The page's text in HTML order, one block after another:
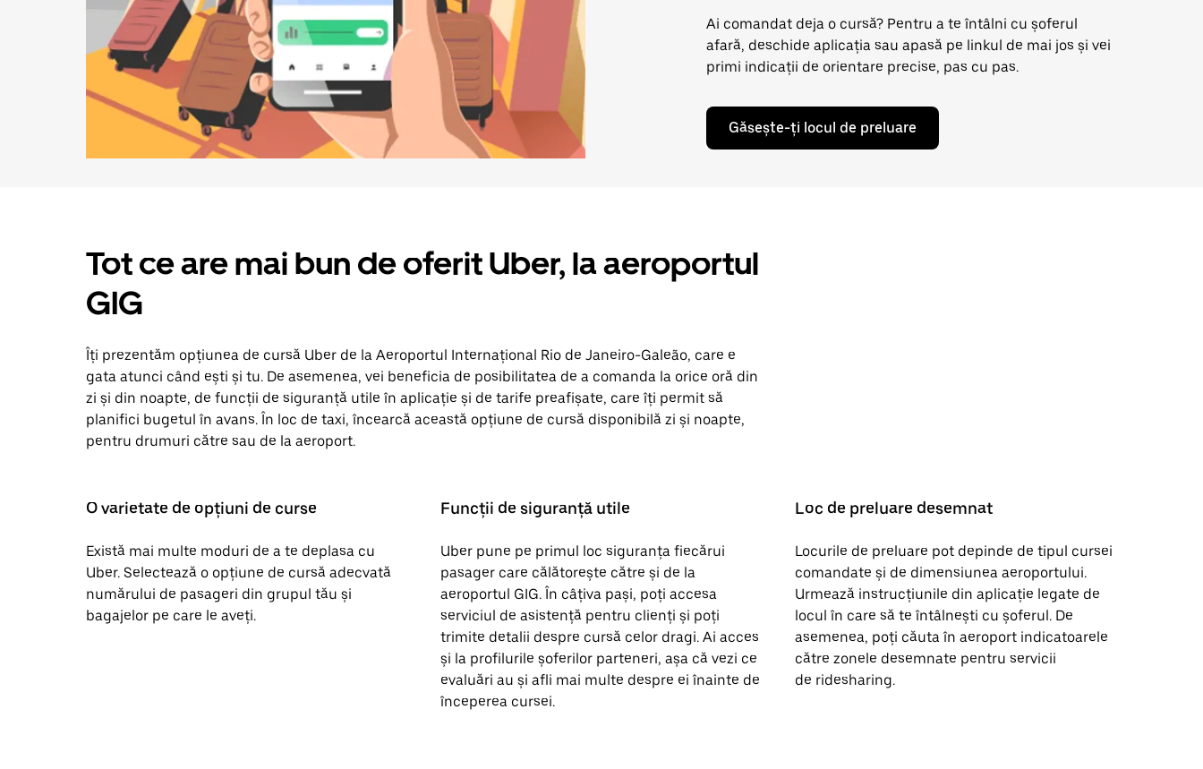
Ai comandat deja o cursă? Pentru a te întâlni cu șoferul
afară, deschide aplicația sau apasă pe linkul de mai jos și vei
primi indicații de orientare precise, pas cu pas.
Găsește-ți locul de preluare
Tot ce are mai bun de oferit Uber, la aeroportul
GIG
Îți prezentăm opțiunea de cursă Uber de la Aeroportul Internațional Rio de Janeiro-Galeão, care e
gata atunci când ești și tu. De asemenea, vei beneficia de posibilitatea de a comanda la orice oră din
zi și din noapte, de funcții de siguranță utile în aplicație și de tarife preafișate, care îți permit să
planifici bugetul în avans. În loc de taxi, încearcă această opțiune de cursă disponibilă zi și noapte,
pentru drumuri către sau de la aeroport.
O varietate de opțiuni de curse
Există mai multe moduri de a te deplasa cu
Uber. Selectează o opțiune de cursă adecvată
numărului de pasageri din grupul tău și
bagajelor pe care le aveți.
Funcții de siguranță utile
Uber pune pe primul loc siguranța fiecărui
pasager care călătorește către și de la
aeroportul GIG. În câțiva pași, poți accesa
serviciul de asistență pentru clienți și poți
trimite detalii despre cursă celor dragi. Ai acces
și la profilurile șoferilor parteneri, așa că vezi ce
evaluări au și afli mai multe despre ei înainte de
începerea cursei.
Loc de preluare desemnat
Locurile de preluare pot depinde de tipul cursei
comandate și de dimensiunea aeroportului.
Urmează instrucțiunile din aplicație legate de
locul în care să te întâlnești cu șoferul. De
asemenea, poți căuta în aeroport indicatoarele
către zonele desemnate pentru servicii
de ridesharing.